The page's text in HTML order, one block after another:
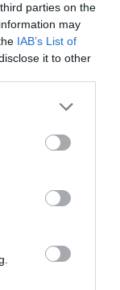
parties on the
may
IAB’s List of
it to other
épült